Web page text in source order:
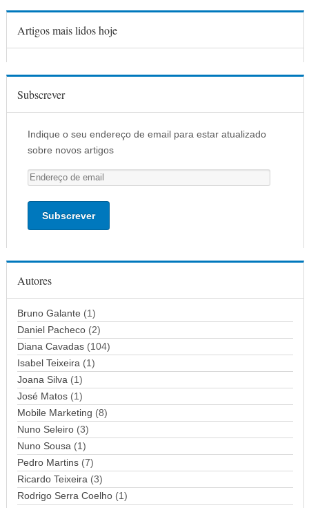
Artigos mais lidos hoje
Subscrever
Indique o seu endereço de email para estar atualizado
sobre novos artigos
E
n
d
o
d
e
e
m
a
i
l
Autores
Bruno Galante (1)
Daniel Pacheco(2)
Diana Cavadas(104)
Isabel Teixeira(1)
Joana Silva(1)
José Matos(1)
Mobile Marketing (8)
Nuno Seleiro(3)
Nuno Sousa(1)
Pedro Martins(7)
Ricardo Teixeira(3)
Rodrigo Serra Coelho(1)